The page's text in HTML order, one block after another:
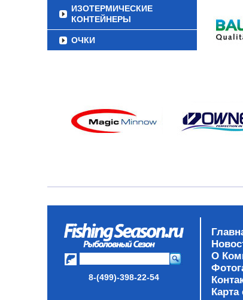
ИЗОТЕРМИЧЕСКИЕ
КОНТЕЙНЕРЫ
ОЧКИ
8-(499)-398-22-54
О
Карта